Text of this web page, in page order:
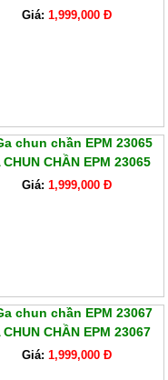
Giá: 1,999,000 Đ
CHUN CHẦN EPM 23065
Giá: 1,999,000 Đ
CHUN CHẦN EPM 23067
Giá: 1,999,000 Đ